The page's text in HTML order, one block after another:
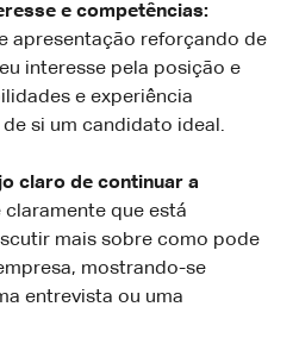
e competências:
apresentação reforçando de
interesse pela posição e
e experiência
si um candidato ideal.
claro de continuar a
claramente que está
mais sobre como pode
mostrando-se
entrevista ou uma